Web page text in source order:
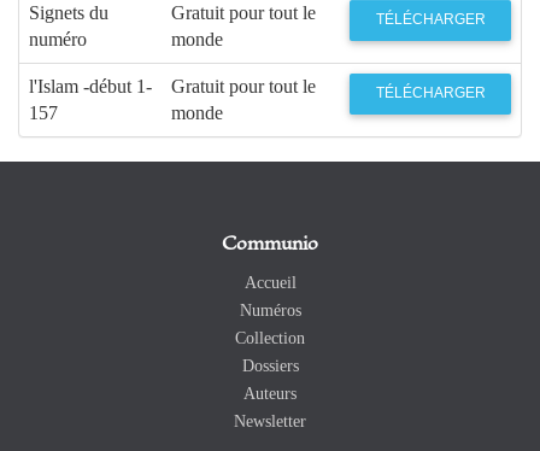
Signets du
numéro
Gratuit pour tout le
monde
TÉLÉCHARGER
l'Islam -début 1-
157
Gratuit pour tout le
monde
TÉLÉCHARGER
Communio
Accueil
Numéros
Collection
Dossiers
Auteurs
Newsletter